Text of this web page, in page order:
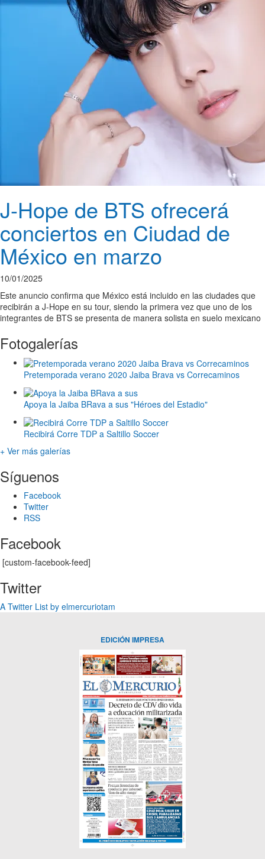
J-Hope de BTS ofrecerá
conciertos en Ciudad de
México en marzo
10/01/2025
Este anuncio confirma que México está incluido en las ciudades que
recibirán a J-Hope en su tour, siendo la primera vez que uno de los
integrantes de BTS se presenta de manera solista en suelo mexicano
Fotogalerías
Pretemporada verano 2020 Jaiba Brava vs Correcaminos
Apoya la Jaiba BRava a sus "Héroes del Estadio"
Recibirá Corre TDP a Saltillo Soccer
+ Ver más galerías
Síguenos
Facebook
Twitter
RSS
Facebook
[custom-facebook-feed]
Twitter
A Twitter List by elmercuriotam
EDICIÓN IMPRESA